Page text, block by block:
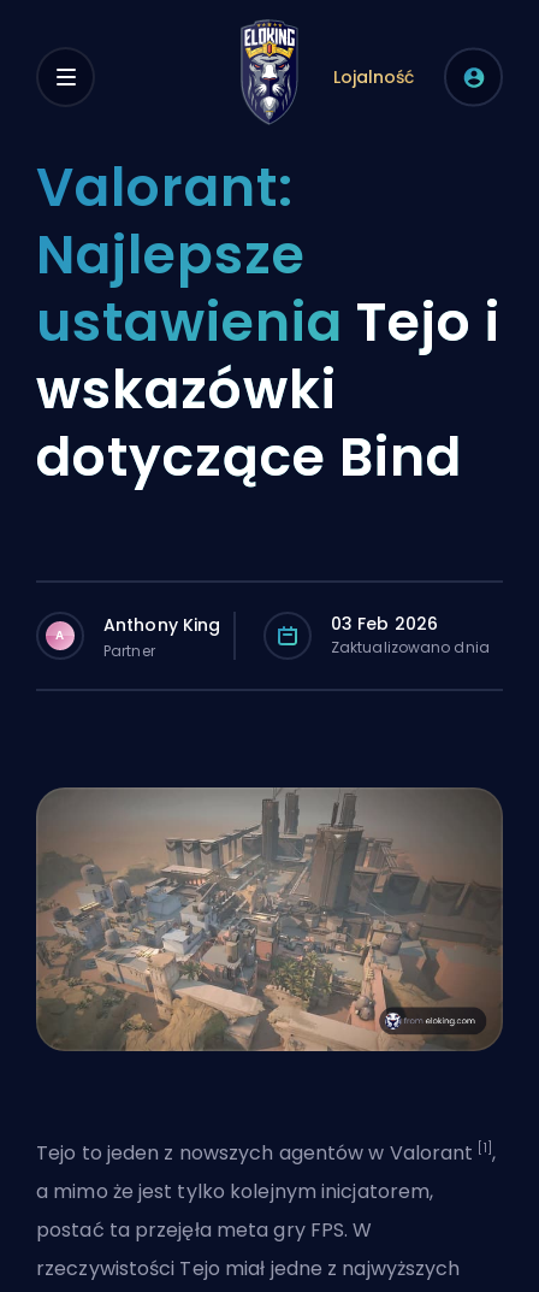
Lojalność
Valorant:
Najlepsze
ustawienia Tejo i
wskazówki
dotyczące Bind
A Anthony King
Partner
03 Feb 2026
Zaktualizowano dnia
Tejo to jeden z nowszych agentów w Valorant [1] ,
a mimo że jest tylko kolejnym inicjatorem,
postać ta przejęła meta gry FPS. W
rzeczywistości Tejo miał jedne z najwyższych